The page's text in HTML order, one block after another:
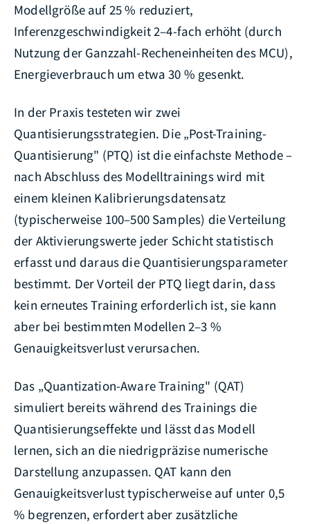
Modellgröße auf 25 % reduziert,
Inferenzgeschwindigkeit 2–4-fach erhöht (durch
Nutzung der Ganzzahl-Recheneinheiten des MCU),
Energieverbrauch um etwa 30 % gesenkt.
In der Praxis testeten wir zwei
Quantisierungsstrategien. Die „Post-Training-
Quantisierung" (PTQ) ist die einfachste Methode –
nach Abschluss des Modelltrainings wird mit
einem kleinen Kalibrierungsdatensatz
(typischerweise 100–500 Samples) die Verteilung
der Aktivierungswerte jeder Schicht statistisch
erfasst und daraus die Quantisierungsparameter
bestimmt. Der Vorteil der PTQ liegt darin, dass
kein erneutes Training erforderlich ist, sie kann
aber bei bestimmten Modellen 2–3 %
Genauigkeitsverlust verursachen.
Das „Quantization-Aware Training" (QAT)
simuliert bereits während des Trainings die
Quantisierungseffekte und lässt das Modell
lernen, sich an die niedrigpräzise numerische
Darstellung anzupassen. QAT kann den
Genauigkeitsverlust typischerweise auf unter 0,5
% begrenzen, erfordert aber zusätzliche